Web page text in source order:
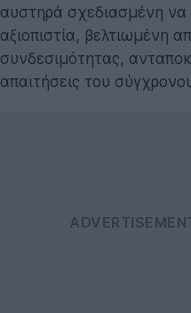
αυστηρά σχεδιασμένη
αξιοπιστία, βελτιωμένη
συνδεσιμότητας,
απαιτήσεις του